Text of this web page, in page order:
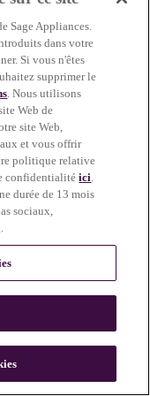
Sage Appliances.
dans votre
Si vous n'êtes
supprimer le
. Nous utilisons
Web de
site Web,
et vous offrir
politique relative
confidentialitéici.
durée de 13 mois
sociaux,